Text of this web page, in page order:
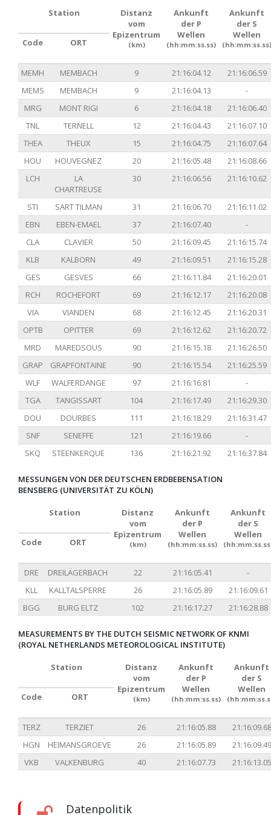
Station
Distanz
vom
Epizentrum
(km)
Ankunft
der P
Wellen
(hh:mm:ss.ss)
Ankunft
der S
Wellen
(hh:mm:ss.ss)
Code ORT
MEMH MEMBACH 9 21:16:04.12
21:16:06.59
MEMS
MEMBACH 9 21:16:04.13
-
MRG
MONT RIGI 6 21:16:04.18
21:16:06.40
TNL
TERNELL 12 21:16:04.43
21:16:07.10
THEA
THEUX 15 21:16:04.75
21:16:07.64
HOU
HOUVEGNEZ 20 21:16:05.48
21:16:08.66
LCH
LA
CHARTREUSE
30 21:16:06.56 21:16:10.62
STI SART TILMAN 31 21:16:06.70
21:16:11.02
EBN
EBEN-EMAEL 37 21:16:07.40
-
CLA
CLAVIER 50 21:16:09.45
21:16:15.74
KLB
KALBORN 49 21:16:09.51
21:16:15.28
GES
GESVES 66 21:16:11.84
21:16:20.01
RCH
ROCHEFORT 69 21:16:12.17
21:16:20.08
VIA
VIANDEN 68 21:16:12.45
21:16:20.31
OPTB
OPITTER 69 21:16:12.62
21:16:20.72
MRD
MAREDSOUS 90 21:16:15.18
21:16:26.50
GRAP
GRAPFONTAINE 90 21:16:15.54
21:16:25.59
WLF
WALFERDANGE 97 21:16:16.81
-
TGA
TANGISSART 104 21:16:17.49
21:16:29.30
DOU
DOURBES 111 21:16:18.29
21:16:31.47
SNF
SENEFFE 121 21:16:19.66
-
SKQ
STEENKERQUE 136 21:16:21.92 21:16:37.84
MESSUNGEN VON DER DEUTSCHEN ERDBEBENSATION
BENSBERG (UNIVERSITÄT ZU KÖLN)
Station
Distanz
vom
Epizentrum
(km)
Ankunft
der P
Wellen
(hh:mm:ss.ss)
Ankunft
der S
Wellen
Code ORT
DRE DREILÄGERBACH 22 21:16:05.41
-
KLL
KALLTALSPERRE 26 21:16:05.89
21:16:09.61
BGG
BURG ELTZ 102 21:16:17.27 21:16:28.88
MEASUREMENTS BY THE DUTCH SEISMIC NETWORK OF KNMI
(ROYAL NETHERLANDS METEOROLOGICAL INSTITUTE)
Station
Distanz
vom
Epizentrum
(km)
Ankunft
der P
Wellen
(hh:mm:ss.ss)
Ankunft
der S
Wellen
Code ORT
TERZ TERZIET 26 21:16:05.88
21:16:09.68
HGN
HEIMANSGROEVE 26 21:16:05.89
21:16:09.49
VKB
VALKENBURG 40 21:16:07.73 21:16:13.05
Datenpolitik